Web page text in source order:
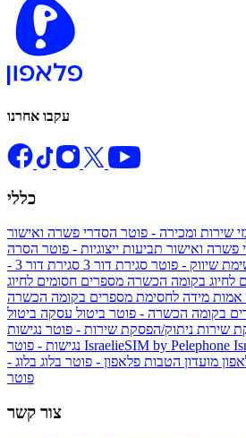
עקבו אחרנו
כללי
שירות ומכירה - פוטר הסדרי פשרה ואישור
פשרה ואישור תביעות ייצוגיות - פוטר הסרה
שיווק - פוטר סגירת דור 3
סגירת דור 3 -
לחיוג בקומה הכשרה מספרים חסומים לחיוג
אמות מידה לחסימת מספרים בקומה הכשרה
בקומה הכשרה - פוטר ביטול עסקה ביטול
שירות ניתוק/הפסקת שירות - פוטר נגישות
IsraelieSIM by Pelephone
מועדון הטבות פלאפון - פוטר בלוג בלוג -
פוטר
צור קשר